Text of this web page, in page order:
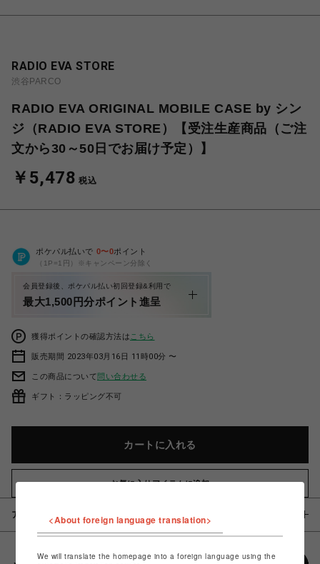
RADIO EVA STORE
渋谷PARCO
RADIO EVA ORIGINAL MOBILE CASE by シン
ジ（RADIO EVA STORE）【受注生産商品（ご注
文から30～50日でお届け予定）】
￥5,478 税込
ポケパル払いで 0〜0ポイント
（1P=1円）※キャンペーン分除く
会員登録後、ポケパル払い初回登録&利用で
最大1,500円分ポイント進呈
獲得ポイントの確認方法は こちら
販売期間 2023年03月16日 11時00分 〜
この商品について問い合わせる
ギフト：ラッピング不可
カートに入れる
お気に入りアイテムに追加
アイテム説明 / 素材<About foreign language translation>
We will translate the homepage into a foreign language using the